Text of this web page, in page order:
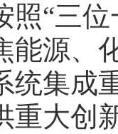
照“三
能源、
统集成
重大创